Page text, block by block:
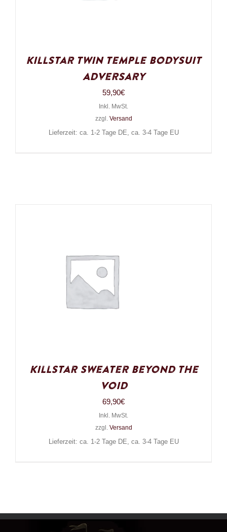
Killstar Twin Temple Bodysuit
Adversary
59,90€
Inkl. MwSt.
zzgl. Versand
Lieferzeit: ca. 1-2 Tage DE, ca. 3-4 Tage EU
Killstar sweater Beyond The
Void
69,90€
Inkl. MwSt.
zzgl. Versand
Lieferzeit: ca. 1-2 Tage DE, ca. 3-4 Tage EU